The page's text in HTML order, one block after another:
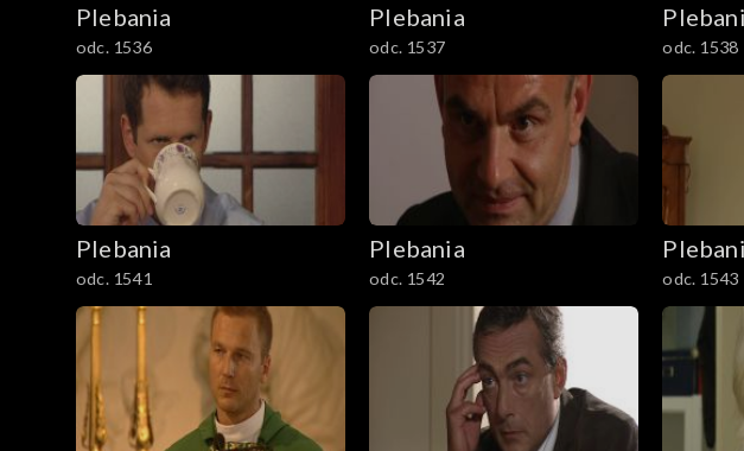
Plebania
odc. 1536
Plebania
odc. 1537 odc. 1538
Plebania
odc. 1541
Plebania
odc. 1542 odc. 1543